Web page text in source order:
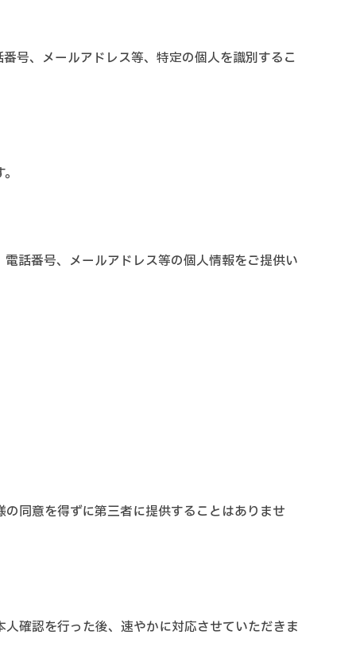
号、メールアドレス等、特定の個人を識別するこ
話番号、メールアドレス等の個人情報をご提供い
同意を得ずに第三者に提供することはありませ
確認を行った後、速やかに対応させていただきま